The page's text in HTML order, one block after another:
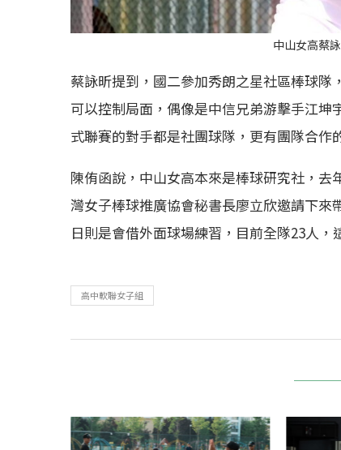
中山女高蔡
蔡詠昕提到，國二參加秀朗之星社區棒球隊
可以控制局面，偶像是中信兄弟游擊手江
式聯賽的對手都是社團球隊，更有團隊合作
陳侑函說，中山女高本來是棒球研究社，
灣女子棒球推廣協會秘書長廖立欣邀請下
日則是會借外面球場練習，目前全隊23人，
高中軟聯女子組